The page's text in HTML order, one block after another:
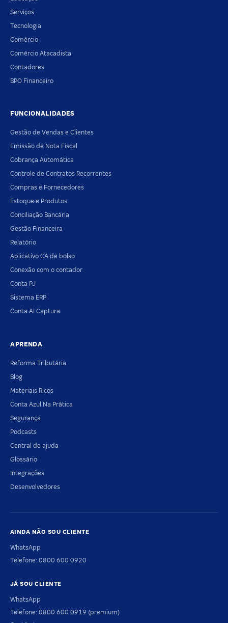
Serviços
Tecnologia
Comércio
Comércio Atacadista
Contadores
BPO Financeiro
FUNCIONALIDADES
Gestão de Vendas e Clientes
Emissão de Nota Fiscal
Cobrança Automática
Controle de Contratos Recorrentes
Compras e Fornecedores
Estoque e Produtos
Conciliação Bancária
Gestão Financeira
Relatório
Aplicativo CA de bolso
Conexão com o contador
Conta PJ
Sistema ERP
Conta AI Captura
APRENDA
Reforma Tributária
Blog
Materiais Ricos
Conta Azul Na Prática
Segurança
Podcasts
Central de ajuda
Glossário
Integrações
Desenvolvedores
AINDA NÃO SOU CLIENTE
WhatsApp
Telefone: 0800 600 0920
JÁ SOU CLIENTE
WhatsApp
Telefone: 0800 600 0919 (premium)